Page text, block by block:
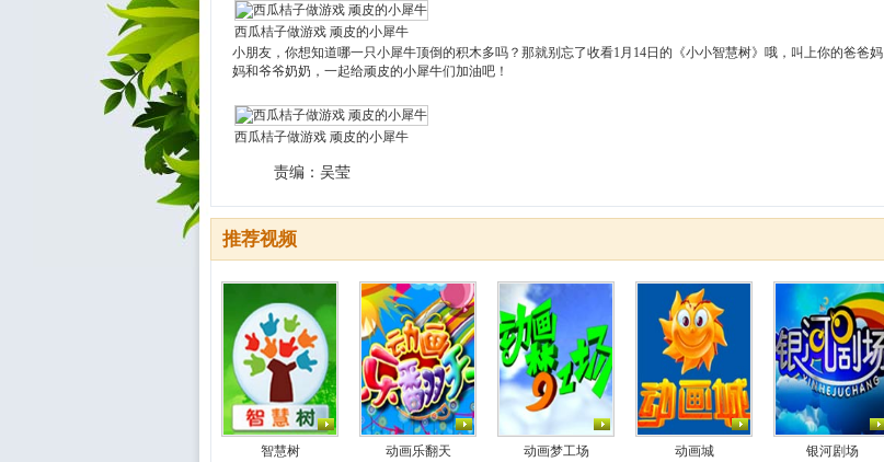
西瓜桔子做游戏 顽皮的小犀牛
小朋友，你想知道哪一只小犀牛顶倒的积木多吗？那就别忘了收看1月14日的《小小智慧树》哦，叫上你的爸爸妈
妈和爷爷奶奶，一起给顽皮的小犀牛们加油吧！
西瓜桔子做游戏 顽皮的小犀牛
责编：吴莹
推荐视频
智慧树 动画乐翻天 动画梦工场 动画城 银河剧场